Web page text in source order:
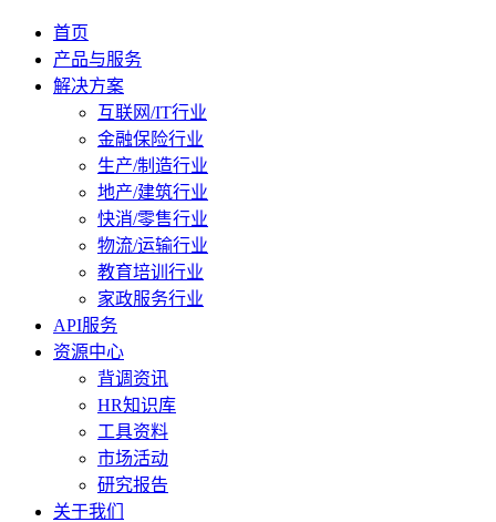
首页
产品与服务
解决方案
互联网/IT行业
金融保险行业
生产/制造行业
地产/建筑行业
快消/零售行业
物流/运输行业
教育培训行业
家政服务行业
API服务
资源中心
背调资讯
HR知识库
工具资料
市场活动
研究报告
关于我们